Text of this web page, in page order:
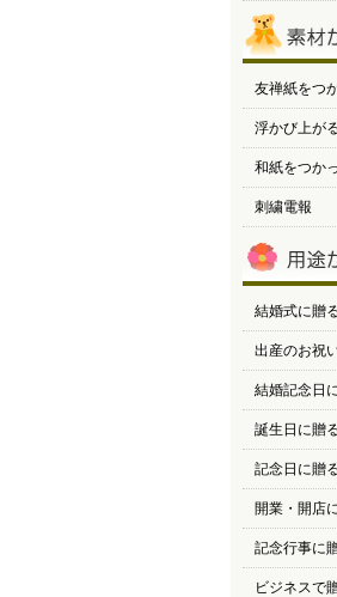
友禅紙をつ
浮かび上が
和紙をつか
刺繍電報
結婚式に贈
出産のお祝
結婚記念日
誕生日に贈
記念日に贈
開業・開店
記念行事に
ビジネスで